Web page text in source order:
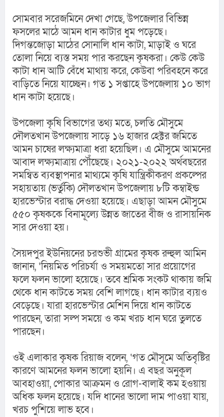
সোমবার সরেজমিনে দেখা গেছে, উপজেলার বিভিন্ন
ফসলের মাঠে আমন ধান কাটার ধুম পড়েছে।
দিগন্তজোড়া মাঠের সোনালি ধান কাটা, মাড়াই ও ঘরে
তোলা নিয়ে ব্যস্ত সময় পার করছেন কৃষকরা। কেউ কেউ
কাটা ধান আটি বেঁধে মাথায় করে, কেউবা পরিবহনে করে
বাড়িতে নিয়ে যাচ্ছেন। গত ১ সপ্তাহে উপজেলায় ১০ ভাগ
ধান কাটা হয়েছে।
উপজেলা কৃষি বিভাগের তথ্য মতে, চলতি মৌসুমে
দৌলতখান উপজেলায় সাড়ে ১৬ হাজার হেক্টর জমিতে
আমন চাষের লক্ষ্যমাত্রা ধরা হয়েছিল। এ মৌসুমে আমনের
আবাদ লক্ষ্যমাত্রায় পৌঁছেছে। ২০২১-২০২২ অর্থবছরের
সমন্বিত ব্যবস্থাপনার মাথ্যমে কৃষি যান্ত্রিকীকরণ প্রকল্পের
সহায়তায় (ভর্তুকি) দৌলতখান উপজেলায় ৮টি কম্বাইন্ড
হারভেস্টার বরাদ্ধ দেওয়া হয়েছে। এছাড়া আমন মৌসুমে
৫৫০ কৃষককে বিনামূল্যে উন্নত জাতের বীজ ও রাসায়নিক
সার দেওয়া হয়।
সৈয়দপুর ইউনিয়নের চরশুভী গ্রামের কৃষক রুহুল আমিন
জানান, ‘নিয়মিত পরিচর্যা ও সময়মতো সার প্রয়োগের
ফলে ফলন ভালো হয়েছে। তবে শ্রমিক সংকট থাকায় জমি
থেকে ধান কাটতে সময় বেশি লাগছে। ধান কাটার ব্যয়ও
বেড়েছে। যারা হারভেস্টার মেশিন দিয়ে ধান কাটতে
পারছেন, তারা সল্প সময়ে ও কম খরচ ধান ঘরে তুলতে
পারছেন।
ওই এলাকার কৃষক রিয়াজ বলেন, ‘গত মৌসূমে অতিবৃষ্টির
কারণে আমনের ফলন ভালো হয়নি। এ বছর অনুকূল
আবহাওয়া, পোকার আক্রমন ও রোগ-বালাই কম হওয়ায়
অধিক ফলন হয়েছে। যদি ধানের ভালো দাম পাওয়া যায়,
খরচ পুশিয়ে লাভ হবে।